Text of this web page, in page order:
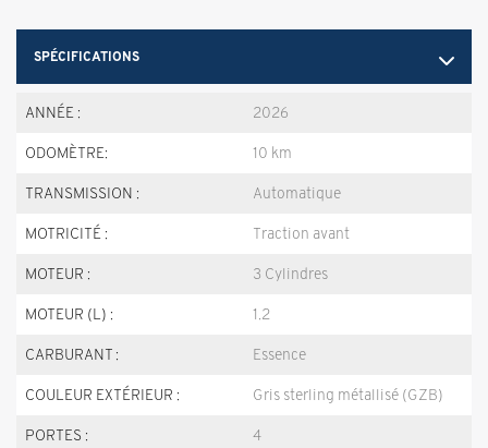
SPÉCIFICATIONS
ANNÉE : 2026
ODOMÈTRE: 10 km
TRANSMISSION : Automatique
MOTRICITÉ : Traction avant
MOTEUR : 3 Cylindres
MOTEUR (L) : 1.2
CARBURANT : Essence
COULEUR EXTÉRIEUR : Gris sterling métallisé (GZB)
PORTES : 4